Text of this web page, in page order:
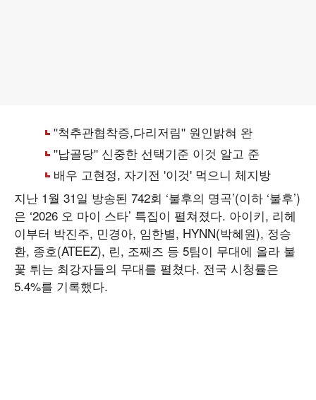
지난 1월 31일 방송된 742회 ‘불후의 명곡’(이하 ‘불후’)
은 ‘2026 오 마이 스타’ 특집이 펼쳐졌다. 아이키, 리헤
이부터 박진주, 민경아, 임한별, HYNN(박혜원), 정승
환, 종호(ATEEZ), 린, 조째즈 등 5팀이 무대에 올라 불
꽃 튀는 최강자들의 무대를 펼쳤다. 전국 시청률은
5.4%를 기록했다.